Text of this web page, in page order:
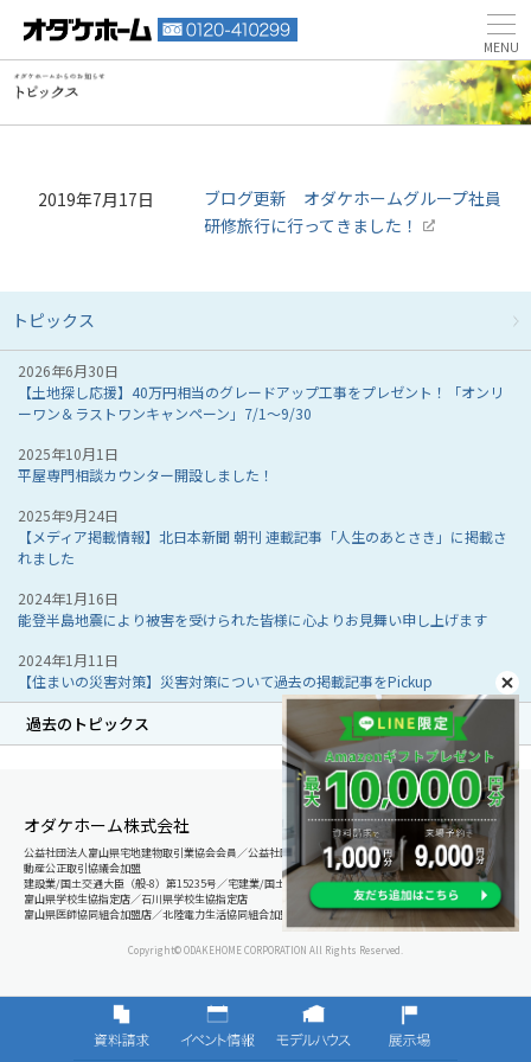
2019年7月17日
ブログ更新 オダケホームグループ社員
研修旅行に行ってきました！
トピックス
2026年6月30日
【土地探し応援】40万円相当のグレードアップ工事をプレゼント！「オンリ
ーワン＆ラストワンキャンペーン」7/1～9/30
2025年10月1日
平屋専門相談カウンター開設しました！
2025年9月24日
【メディア掲載情報】北日本新聞 朝刊 連載記事「人生のあとさき」に掲載さ
れました
2024年1月16日
能登半島地震により被害を受けられた皆様に心よりお見舞い申し上げます
2024年1月11日
【住まいの災害対策】災害対策について過去の掲載記事をPickup
過去のトピックス
オダケホーム株式会社
公益社団法人富山県宅地建物取引業協会会員／公益社団法人石川県宅地建物取引業協会会員／北陸不
動産公正取引協議会加盟
建設業/国土交通大臣（般-8）第15235号／宅建業/国土交通大臣（8）第5025号
富山県学校生協指定店／石川県学校生協指定店
富山県医師協同組合加盟店／北陸電力生活協同組合加盟店
Copyright© ODAKEHOME CORPORATION All Rights Reserved.